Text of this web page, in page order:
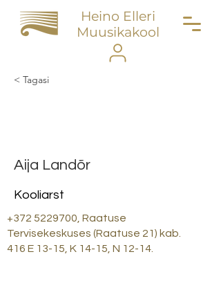
Heino Elleri
Muusikakool
< Tagasi
Aija Landõr
Kooliarst
+372 5229700 , Raatuse
Tervisekeskuses (Raatuse 21) kab.
416 E 13-15, K 14-15, N 12-14.